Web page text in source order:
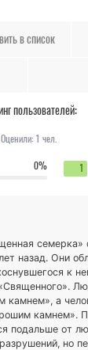
в список
пользователей:
Оценили: 1 чел.
0% 1
семерка»
назад. Они
к
камнем», а
камнем».
подальше от
но